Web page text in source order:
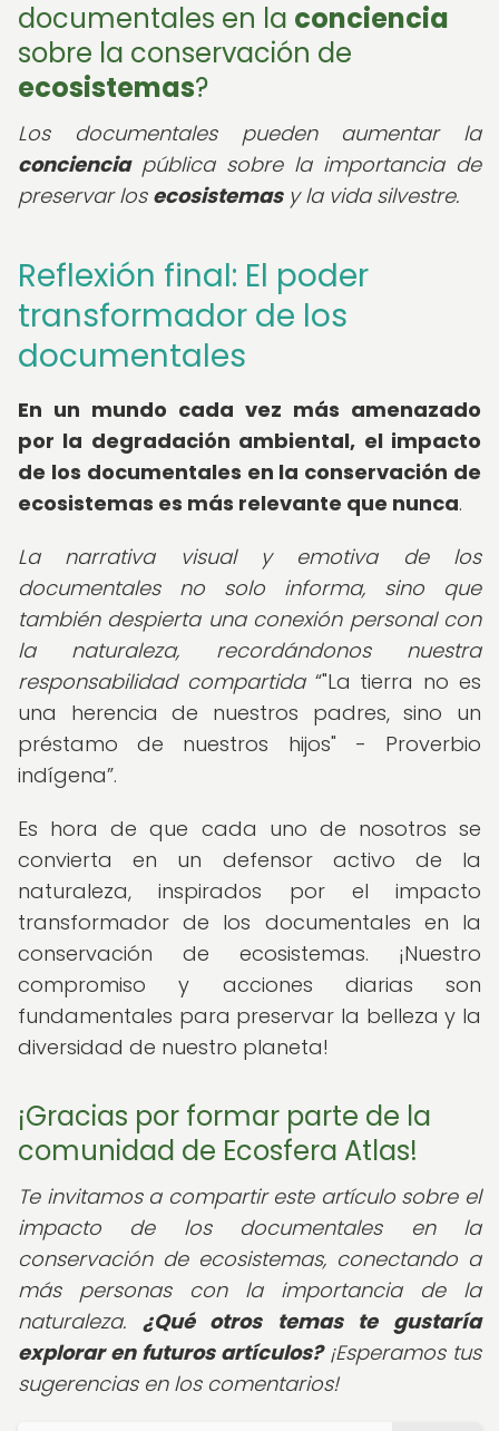
documentales en la conciencia
sobre la conservación de
ecosistemas?
Los documentales pueden aumentar la
concienciapública sobre la importancia de
preservar los ecosistemasy la vida silvestre.
Reflexión final: El poder
transformador de los
documentales
En un mundo cada vez más amenazado
por la degradación ambiental, el impacto
de los documentales en la conservación de
ecosistemas es más relevante que nunca.
La narrativa visual y emotiva de los
documentales no solo informa, sino que
también despierta una conexión personal con
la naturaleza, recordándonos nuestra
responsabilidad compartida "La tierra no es
una herencia de nuestros padres, sino un
préstamo de nuestros hijos" - Proverbio
indígena .
Es hora de que cada uno de nosotros se
convierta en un defensor activo de la
naturaleza, inspirados por el impacto
transformador de los documentales en la
conservación de ecosistemas. ¡Nuestro
compromiso y acciones diarias son
fundamentales para preservar la belleza y la
diversidad de nuestro planeta!
¡Gracias por formar parte de la
comunidad de Ecosfera Atlas!
Te invitamos a compartir este artículo sobre el
impacto de los documentales en la
conservación de ecosistemas, conectando a
más personas con la importancia de la
naturaleza. ¿Qué otros temas te gustaría
explorar en futuros artículos?¡Esperamos tus
sugerencias en los comentarios!